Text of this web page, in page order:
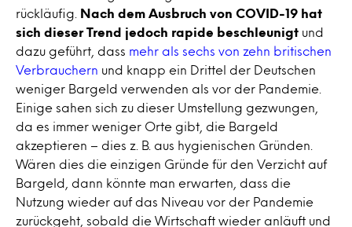
rückläufig.
Nach dem Ausbruch von COVID-19 hat
sich dieser Trend jedoch rapide beschleunigt und
dazu geführt, dass mehr als sechs von zehn britischen
Verbrauchern und knapp ein Drittel der Deutschen
weniger Bargeld verwenden als vor der Pandemie.
Einige sahen sich zu dieser Umstellung gezwungen,
da es immer weniger Orte gibt, die Bargeld
akzeptieren – dies z. B. aus hygienischen Gründen.
Wären dies die einzigen Gründe für den Verzicht auf
Bargeld, dann könnte man erwarten, dass die
Nutzung wieder auf das Niveau vor der Pandemie
zurückgeht, sobald die Wirtschaft wieder anläuft und